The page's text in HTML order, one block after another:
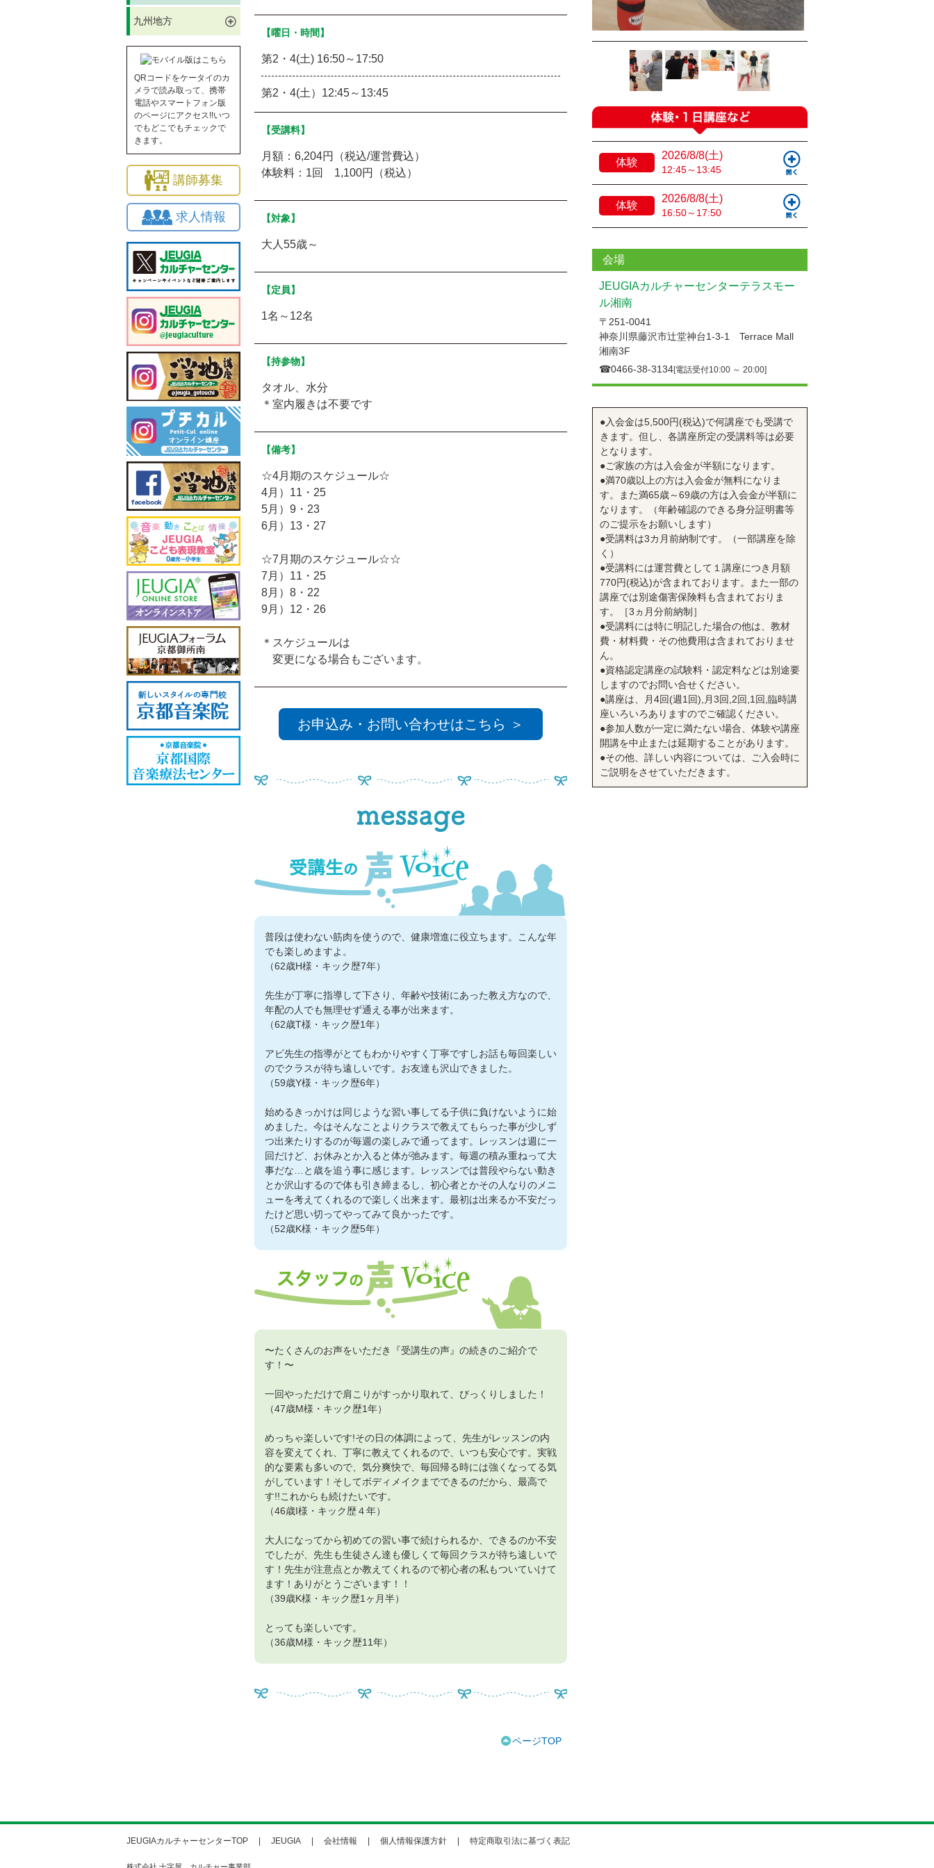
九州地方
QRコードをケータイのカ
メラで読み取って、携帯
電話やスマートフォン版
のページにアクセス!!いつ
でもどこでもチェックで
きます。
講師募集
求人情報
【曜日・時間】
第2・4(土) 16:50～17:50
第2・4(土）12:45～13:45
【受講料】
月額：6,204円（税込/運営費込）
体験料：1回 1,100円（税込）
【対象】
大人55歳～
【定員】
1名～12名
【持参物】
タオル、水分
＊室内履きは不要です
【備考】
☆4月期のスケジュール☆
4月）11・25
5月）9・23
6月）13・27
☆7月期のスケジュール☆☆
7月）11・25
8月）8・22
9月）12・26
＊スケジュールは
変更になる場合もございます。
お申込み・お問い合わせはこちら ＞
普段は使わない筋肉を使うので、健康増進に役立ちます。こんな年
でも楽しめますよ。
（62歳H様・キック歴7年）
先生が丁寧に指導して下さり、年齢や技術にあった教え方なので、
年配の人でも無理せず通える事が出来ます。
（62歳T様・キック歴1年）
アビ先生の指導がとてもわかりやすく丁寧ですしお話も毎回楽しい
のでクラスが待ち遠しいです。お友達も沢山できました。
（59歳Y様・キック歴6年）
始めるきっかけは同じような習い事してる子供に負けないように始
めました。今はそんなことよりクラスで教えてもらった事が少しず
つ出来たりするのが毎週の楽しみで通ってます。レッスンは週に一
回だけど、お休みとか入ると体が弛みます。毎週の積み重ねって大
事だな…と歳を追う事に感じます。レッスンでは普段やらない動き
とか沢山するので体も引き締まるし、初心者とかその人なりのメニ
ューを考えてくれるので楽しく出来ます。最初は出来るか不安だっ
たけど思い切ってやってみて良かったです。
（52歳K様・キック歴5年）
〜たくさんのお声をいただき『受講生の声』の続きのご紹介で
す！〜
一回やっただけで肩こりがすっかり取れて、びっくりしました！
（47歳M様・キック歴1年）
めっちゃ楽しいです!その日の体調によって、先生がレッスンの内
容を変えてくれ、丁寧に教えてくれるので、いつも安心です。実戦
的な要素も多いので、気分爽快で、毎回帰る時には強くなってる気
がしています！そしてボディメイクまでできるのだから、最高で
す!!これからも続けたいです。
（46歳I様・キック歴４年）
大人になってから初めての習い事で続けられるか、できるのか不安
でしたが、先生も生徒さん達も優しくて毎回クラスが待ち遠しいで
す！先生が注意点とか教えてくれるので初心者の私もついていけて
ます！ありがとうございます！！
（39歳K様・キック歴1ヶ月半）
とっても楽しいです。
（36歳M様・キック歴11年）
体験
2026/8/8(土)
12:45～13:45
体験
2026/8/8(土)
16:50～17:50
会場
JEUGIAカルチャーセンターテラスモー
ル湘南
〒251-0041
神奈川県藤沢市辻堂神台1-3-1 Terrace Mall
湘南3F
☎︎0466-38-3134[電話受付10:00 ～ 20:00]
●入会金は5,500円(税込)で何講座でも受講で
きます。但し、各講座所定の受講料等は必要
となります。
●ご家族の方は入会金が半額になります。
●満70歳以上の方は入会金が無料になりま
す。また満65歳～69歳の方は入会金が半額に
なります。（年齢確認のできる身分証明書等
のご提示をお願いします）
●受講料は3カ月前納制です。（一部講座を除
く）
●受講料には運営費として１講座につき月額
770円(税込)が含まれております。また一部の
講座では別途傷害保険料も含まれておりま
す。［3ヵ月分前納制］
●受講料には特に明記した場合の他は、教材
費・材料費・その他費用は含まれておりませ
ん。
●資格認定講座の試験料・認定料などは別途要
しますのでお問い合せください。
●講座は、月4回(週1回),月3回,2回,1回,臨時講
座いろいろありますのでご確認ください。
●参加人数が一定に満たない場合、体験や講座
開講を中止または延期することがあります。
●その他、詳しい内容については、ご入会時に
ご説明をさせていただきます。
ページTOP
JEUGIAカルチャーセンターTOP JEUGIA 会社情報 個人情報保護方針 特定商取引法に基づく表記